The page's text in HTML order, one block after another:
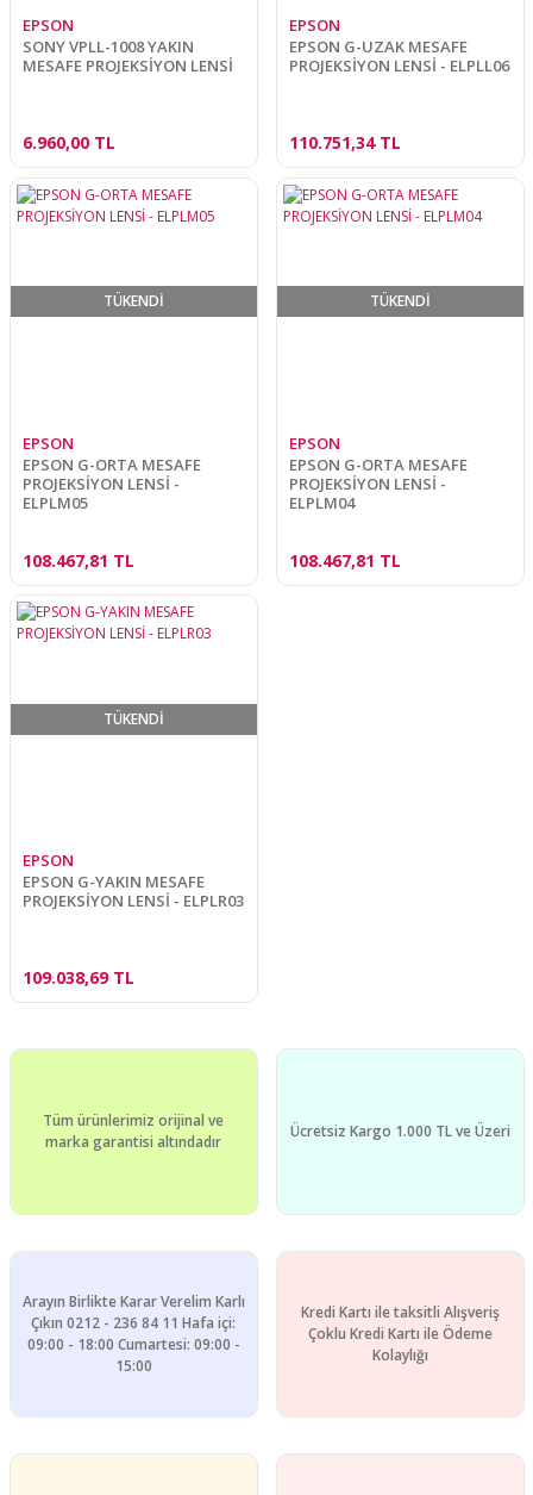
EPSON
SONY VPLL-1008 YAKIN
MESAFE PROJEKSİYON LENSİ
6.960,00 TL
EPSON
EPSON G-UZAK MESAFE
PROJEKSİYON LENSİ - ELPLL06
110.751,34 TL
TÜKENDİ
EPSON
EPSON G-ORTA MESAFE
PROJEKSİYON LENSİ -
ELPLM05
108.467,81 TL
TÜKENDİ
EPSON
EPSON G-ORTA MESAFE
PROJEKSİYON LENSİ -
ELPLM04
108.467,81 TL
TÜKENDİ
EPSON
EPSON G-YAKIN MESAFE
PROJEKSİYON LENSİ - ELPLR03
109.038,69 TL
Tüm ürünlerimiz orijinal ve
marka garantisi altındadır
Ücretsiz Kargo 1.000 TL ve Üzeri
Arayın Birlikte Karar Verelim Karlı
Çıkın 0212 - 236 84 11 Hafa içi:
09:00 - 18:00 Cumartesi: 09:00 -
15:00
Kredi Kartı ile taksitli Alışveriş
Çoklu Kredi Kartı ile Ödeme
Kolaylığı